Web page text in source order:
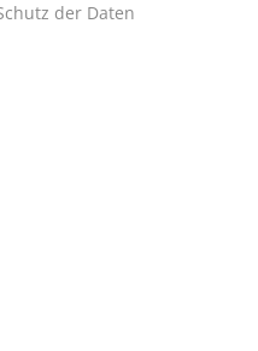
der Daten